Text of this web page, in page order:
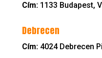
Cím: 1133 Budapest,
Debrecen
Cím: 4024 Debrecen